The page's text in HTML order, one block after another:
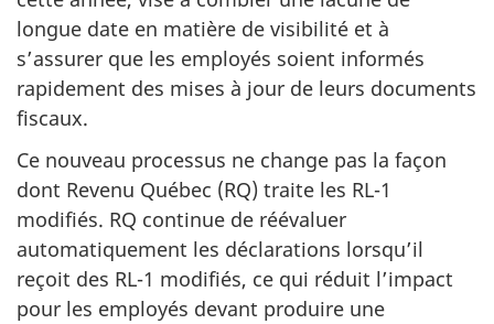
longue date en matière de visibilité et à
s’assurer que les employés soient informés
rapidement des mises à jour de leurs documents
fiscaux.
Ce nouveau processus ne change pas la façon
dont Revenu Québec (RQ) traite les RL-1
modifiés. RQ continue de réévaluer
automatiquement les déclarations lorsqu’il
reçoit des RL-1 modifiés, ce qui réduit l’impact
pour les employés devant produire une